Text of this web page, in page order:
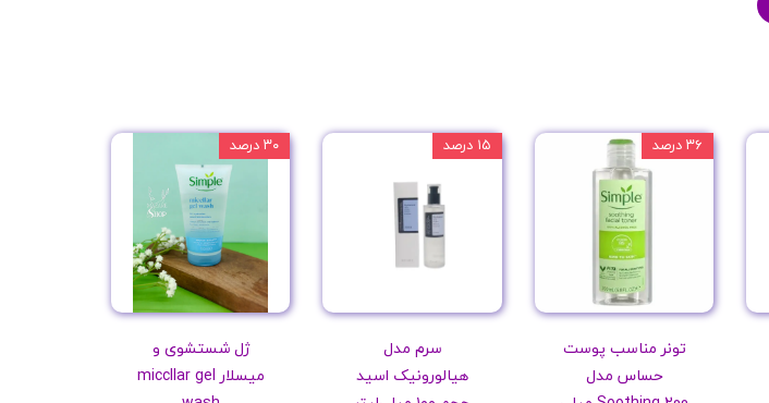
تونر مناسب پوست
حساس مدل
۳۶ درصد
سرم مدل
هیالورونیک اسید
۱۵ درصد
ژل شستشوی و
میسلار miccllar gel
۳۰ درصد